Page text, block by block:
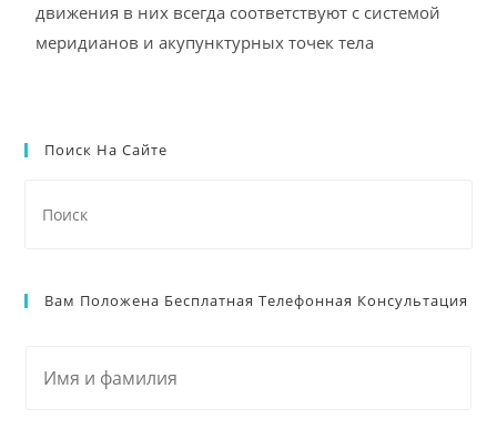
движения в них всегда соответствуют с системой
меридианов и акупунктурных точек тела
Поиск На Сайте
Вам Положена Бесплатная Телефонная Консультация